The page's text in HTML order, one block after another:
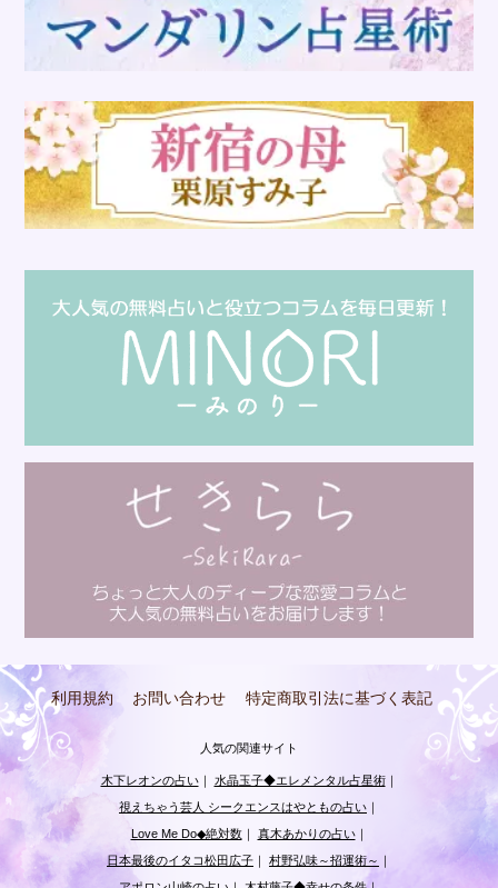
利用規約 お問い合わせ 特定商取引法に基づく表記
人気の関連サイト
木下レオンの占い｜ 水晶玉子◆エレメンタル占星術｜
視えちゃう芸人 シークエンスはやともの占い
Love Me Do◆絶対数｜ 真木あかりの占い｜
日本最後のイタコ松田広子
村野弘味～招運術～